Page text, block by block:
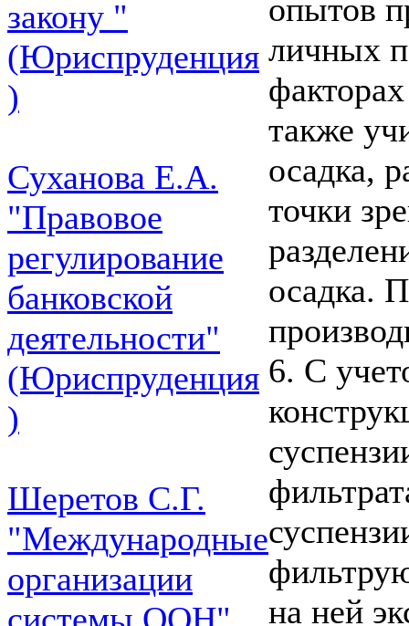
закону "
(Юриспруденция
)
Суханова Е.А.
"Правовое
регулирование
банковской
деятельности"
(Юриспруденция
)
Шеретов С.Г.
"Международные
организации
опытов
личных
также
осадка,
точки
осадка.
6. С
на ней